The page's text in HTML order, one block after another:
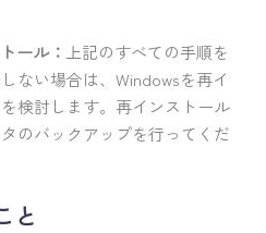
ール： 上記のすべての手順を
ない場合は、Windowsを再イ
検討します。再インストール
のバックアップを行ってくだ
と